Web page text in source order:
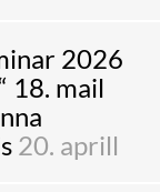
2026
18. mail
20. aprill